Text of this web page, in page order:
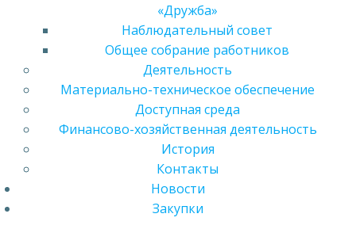
«Дружба»
Наблюдательный совет
Общее собрание работников
Деятельность
Материально-техническое обеспечение
Доступная среда
Финансово-хозяйственная деятельность
История
Контакты
Новости
Закупки